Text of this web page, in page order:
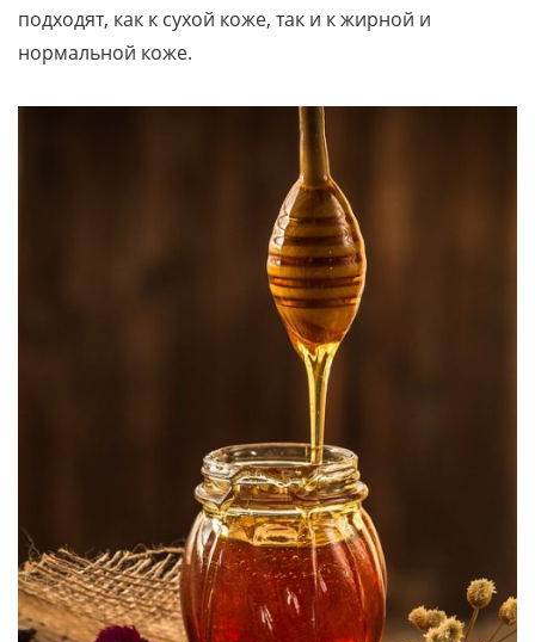
подходят, как к сухой коже, так и к жирной и
нормальной коже.